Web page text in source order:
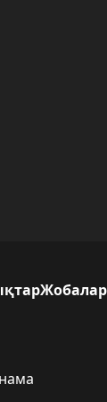
Жобалар